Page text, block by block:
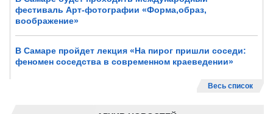
фестиваль Арт-фотографии «Форма,образ,
воображение»
В Самаре пройдет лекция «На пирог пришли соседи:
феномен соседства в современном краеведении»
Весь список